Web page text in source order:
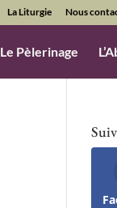
La Liturgie Nous
Le Pèlerinage